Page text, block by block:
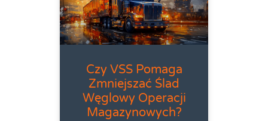
Czy VSS Pomaga
Zmniejszać Ślad
Węglowy Operacji
Magazynowych?